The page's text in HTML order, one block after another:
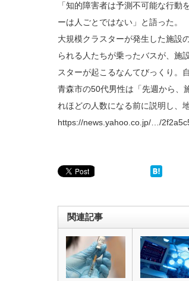
「知的障害者は予測不可能な行
ーは人ごとではない」と語った。
大規模クラスターが発生した施設
られる人たちが乗ったバスが、施
スターが起こるなんてびっくり。
青森市の50代男性は「先週から、
れほどの人数になる前に説明し、
https://news.yahoo.co.jp/…/
関連記事